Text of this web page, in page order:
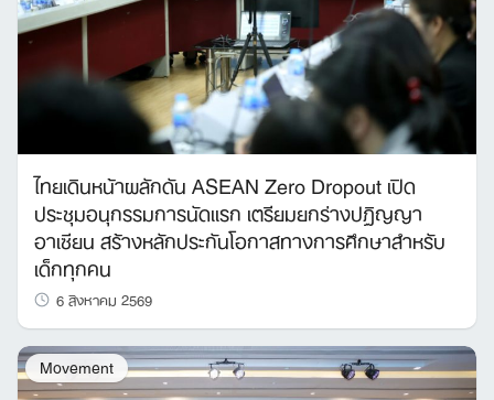
ไทยเดินหน้าผลักดัน ASEAN Zero Dropout เปิด
ประชุมอนุกรรมการนัดแรก เตรียมยกร่างปฏิญญา
อาเซียน สร้างหลักประกันโอกาสทางการศึกษาสำหรับ
เด็กทุกคน
6 สิงหาคม 2569
Movement